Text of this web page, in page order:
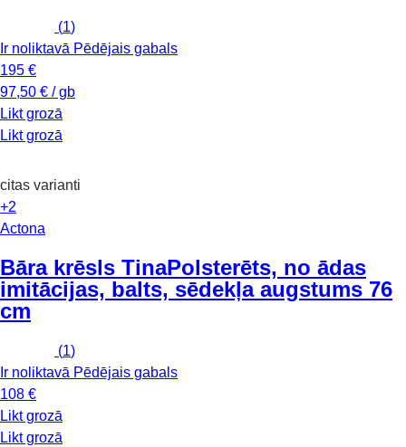
(1)
Ir noliktavā Pēdējais gabals
195 €
97,50 € / gb
Likt grozā
Likt grozā
citas varianti
+2
Actona
Bāra krēsls TinaPolsterēts, no ādas
imitācijas, balts, sēdekļa augstums 76
cm
(1)
Ir noliktavā Pēdējais gabals
108 €
Likt grozā
Likt grozā